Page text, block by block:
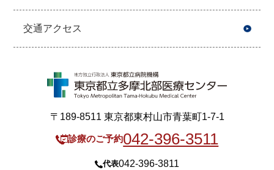
交通アクセス
〒189-8511 東京都東村山市青葉町1-7-1
診療のご予約042-396-3511
代表042-396-3811